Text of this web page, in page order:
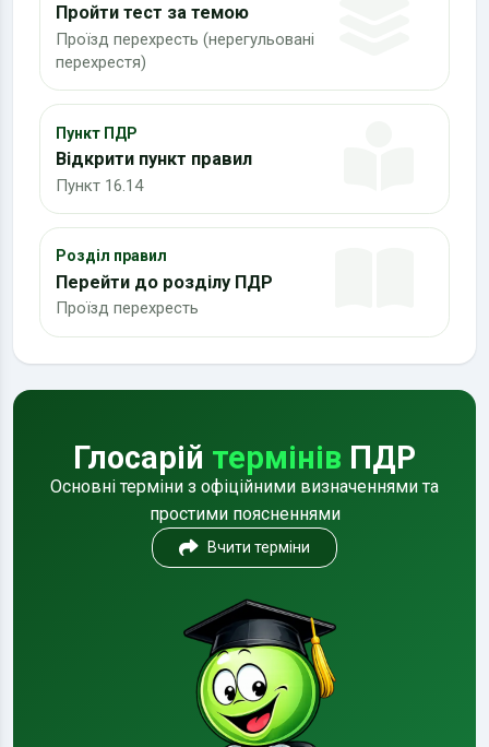
Пройти тест за темою
Проїзд перехресть (нерегульовані
перехрестя)
Пункт ПДР
Відкрити пункт правил
Пункт 16.14
Розділ правил
Перейти до розділу ПДР
Проїзд перехресть
Глосарій термінів ПДР
Основні терміни з офіційними визначеннями та
простими поясненнями
Вчити терміни